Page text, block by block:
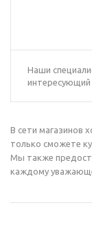
Наши
интересующий
В сети магазинов
только сможете
Мы также
каждому